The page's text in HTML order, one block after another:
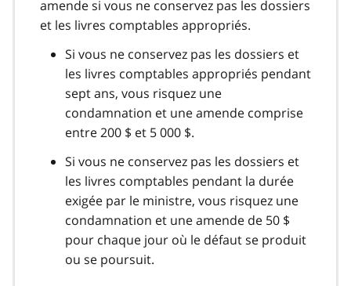
amende si vous ne conservez pas les dossiers
et les livres comptables appropriés.
Si vous ne conservez pas les dossiers et
les livres comptables appropriés pendant
sept ans, vous risquez une
condamnation et une amende comprise
entre 200 $ et 5 000 $.
Si vous ne conservez pas les dossiers et
les livres comptables pendant la durée
exigée par le ministre, vous risquez une
condamnation et une amende de 50 $
pour chaque jour où le défaut se produit
ou se poursuit.